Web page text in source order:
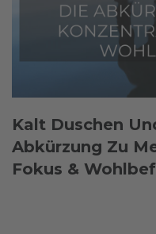
Kalt Duschen
Abkürzung Zu
Fokus &